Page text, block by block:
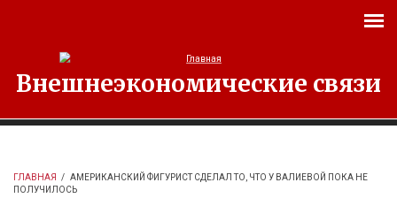
Внешнеэкономические связи
ГЛАВНАЯ / АМЕРИКАНСКИЙ ФИГУРИСТ СДЕЛАЛ ТО, ЧТО У ВАЛИЕВОЙ ПОКА НЕ
ПОЛУЧИЛОСЬ